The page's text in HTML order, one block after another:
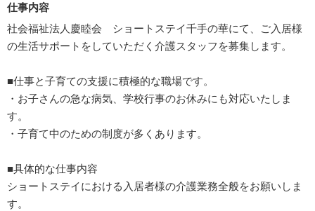
仕事内容
社会福祉法人慶睦会 ショートステイ千手の華にて、ご入居様
の生活サポートをしていただく介護スタッフを募集します。
■仕事と子育ての支援に積極的な職場です。
・お子さんの急な病気、学校行事のお休みにも対応いたしま
す。
・子育て中のための制度が多くあります。
■具体的な仕事内容
ショートステイにおける入居者様の介護業務全般をお願いしま
す。